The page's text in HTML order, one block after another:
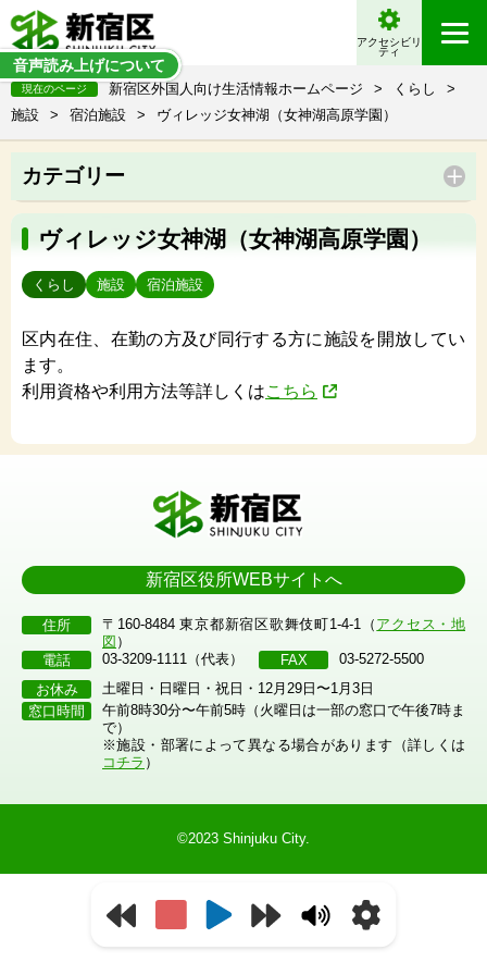
音声読み上げについて
アクセシビリ
ティ
現在のページ 新宿区外国人向け生活情報ホームページ > くらし
>
施設
> 宿泊施設 > ヴィレッジ女神湖（女神湖高原学園）
カテゴリー
ヴィレッジ女神湖（女神湖高原学園）
くらし 施設 宿泊施設
区内在住、在勤の方及び同行する方に施設を開放してい
ます。
利用資格や利用方法等詳しくはこちら
新宿区役所WEBサイトへ
住所 〒160-8484 東京都新宿区歌舞伎町1-4-1（ アクセス・地
図 ）
電話
03-3209-1111（代表） FAX
03-5272-5500
お休み
土曜日・日曜日・祝日・12月29日〜1月3日
窓口時間
午前8時30分〜午前5時（火曜日は一部の窓口で午後7時ま
で）
※施設・部署によって異なる場合があります（詳しくは
コチラ ）
©2023 Shinjuku City.